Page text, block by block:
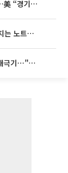
이란, 미국에 호르무즈 합의 조건 제시…美 “경기 아직 안 끝나” [종합]
맥북 품은 삼성에 ‘중국산’ 맹추격⋯커지는 노트북 OLED 시장
서경덕 교수, 김희철도 분노한 거꾸로 태극기⋯"엉터리는 아냐, 아쉬울 뿐"